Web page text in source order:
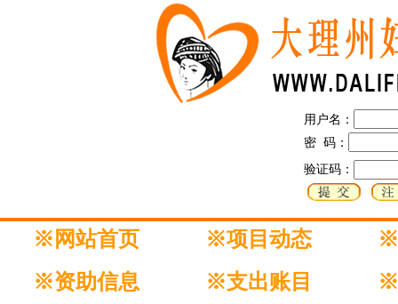
用户名：
密 码：
验证码：
※网站首页 ※项目动态
※
※资助信息
※支出账目 ※